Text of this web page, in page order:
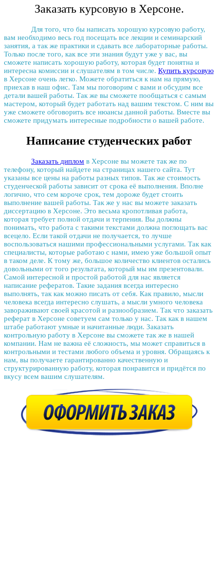
Заказать курсовую в Херсоне.
Для того, что бы написать хорошую курсовую работу,
вам необходимо весь год посещать все лекции и семинарский
занятия, а так же практики и сдавать все лабораторные работы.
Только после того, как все эти знания будут уже у вас, вы
сможете написать хорошую работу, которая будет понятна и
интересна комиссии и слушателям в том числе. Купить курсовую
в Херсоне очень легко. Можете обратиться к нам на прямую,
приехав в наш офис. Там мы поговорим с вами и обсудим все
детали вашей работы. Так же вы сможете пообщаться с самым
мастером, который будет работать над вашим текстом. С ним вы
уже сможете обговорить все нюансы данной работы. Вместе вы
сможете придумать интересные подробности о вашей работе.
Написание студенческих работ
Заказать диплом в Херсоне вы можете так же по
телефону, который найдете на страницах нашего сайта. Тут
указаны все цены на работы разных типов. Так же стоимость
студенческой работы зависит от срока её выполнения. Вполне
логично, что сем короче срок, тем дороже будет стоить
выполнение вашей работы. Так же у нас вы можете заказать
диссертацию в Херсоне. Это весьма кропотливая работа,
которая требует полной отдачи и терпения. Вы должны
понимать, что работа с такими текстами должна поглощать вас
всецело. Если такой отдачи не получается, то лучше
воспользоваться нашими профессиональными услугами. Так как
специалисты, которые работаю с нами, имею уже большой опыт
в таком деле. К тому же, большое количество клиентов остались
довольными от того результата, который мы им презентовали.
Самой интересной и простой работой для нас является
написание рефератов. Такие задания всегда интересно
выполнять, так как можно писать от себя. Как правило, мысли
человека всегда интересно слушать, а мысли умного человека
завораживают своей красотой и разнообразием. Так что заказать
реферат в Херсоне советуем сам только у нас. Так как в нашем
штабе работают умные и начитанные люди. Заказать
контрольную работу в Херсоне вы сможете так же в нашей
компании. Нам не важна её сложность, мы может справиться в
контрольными и тестами любого объема и уровня. Обращаясь к
нам, вы получаете гарантированно качественную и
структурированную работу, которая понравится и придётся по
вкусу всем вашим слушателям.